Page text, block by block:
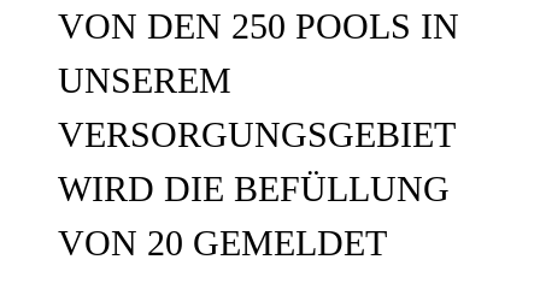
VON DEN 250 POOLS IN
UNSEREM
VERSORGUNGSGEBIET
WIRD DIE BEFÜLLUNG
VON 20 GEMELDET